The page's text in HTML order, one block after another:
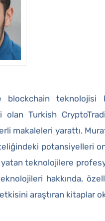
blockchain teknolojisi
olan Turkish
makaleleri yarattı.
potansiyelleri
yatan teknolojilere
hakkında,
araştıran kitaplar